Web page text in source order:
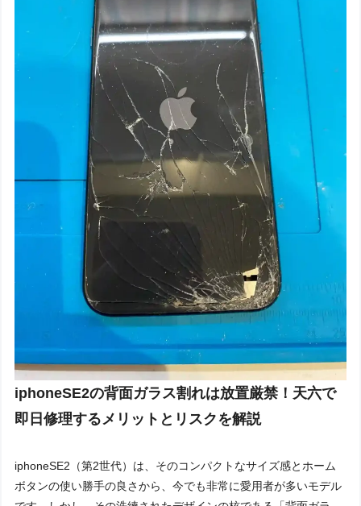
iphoneSE2の背面ガラス割れは放置厳禁！天六で
即日修理するメリットとリスクを解説
iphoneSE2（第2世代）は、そのコンパクトなサイズ感とホーム
ボタンの使い勝手の良さから、今でも非常に愛用者が多いモデル